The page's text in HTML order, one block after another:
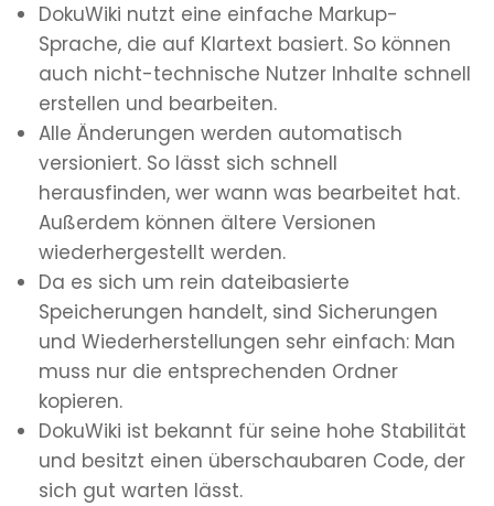
DokuWiki nutzt eine einfache Markup-
Sprache, die auf Klartext basiert. So können
auch nicht-technische Nutzer Inhalte schnell
erstellen und bearbeiten.
Alle Änderungen werden automatisch
versioniert. So lässt sich schnell
herausfinden, wer wann was bearbeitet hat.
Außerdem können ältere Versionen
wiederhergestellt werden.
Da es sich um rein dateibasierte
Speicherungen handelt, sind Sicherungen
und Wiederherstellungen sehr einfach: Man
muss nur die entsprechenden Ordner
kopieren.
DokuWiki ist bekannt für seine hohe Stabilität
und besitzt einen überschaubaren Code, der
sich gut warten lässt.